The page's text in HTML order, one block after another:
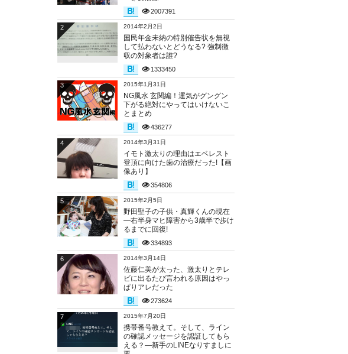
2007391
2014年2月2日
国民年金未納の特別催告状を無視
して払わないとどうなる? 強制徴
収の対象者は誰?
1333450
2
2015年1月31日
NG風水 玄関編！運気がグングン
下がる絶対にやってはいけないこ
とまとめ
436277
3
2014年3月31日
イモト激太りの理由はエベレスト
登頂に向けた歯の治療だった!【画
像あり】
354806
4
2015年2月5日
野田聖子の子供・真輝くんの現在
―右半身マヒ障害から3歳半で歩け
るまでに回復!
334893
5
2014年3月14日
佐藤仁美が太った、激太りとテレ
ビに出るたび言われる原因はやっ
ぱりアレだった
273624
6
2015年7月20日
携帯番号教えて。そして、ライン
の確認メッセージを認証してもら
える？―新手のLINEなりすましに
7